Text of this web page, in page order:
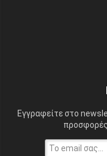
Εγγραφείτε στο